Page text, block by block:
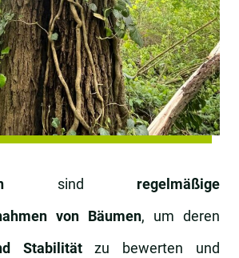
sind regelmäßige
von Bäumen, um deren
Stabilitätzu bewerten und